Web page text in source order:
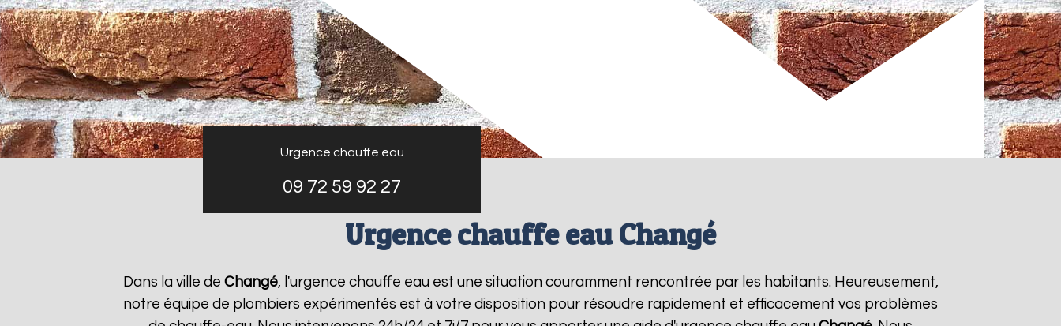
Urgence chauffe eau
09 72 59 92 27
Urgence chauffe eau Changé
Dans la ville de Changé, l'urgence chauffe eau est une situation couramment rencontrée par les habitants. Heureusement,
notre équipe de plombiers expérimentés est à votre disposition pour résoudre rapidement et efficacement vos problèmes